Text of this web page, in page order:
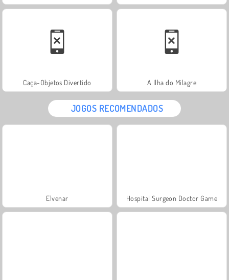
Caça-Objetos Divertido A Ilha do Milagre
JOGOS RECOMENDADOS
Elvenar Hospital Surgeon Doctor Game